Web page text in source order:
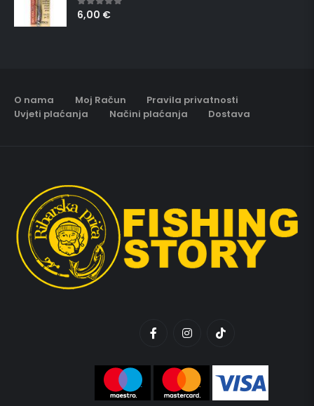
5.00out of 5
6,00 €
O nama Moj Račun
Pravila privatnosti
Uvjeti plaćanja
Načini plaćanja Dostava